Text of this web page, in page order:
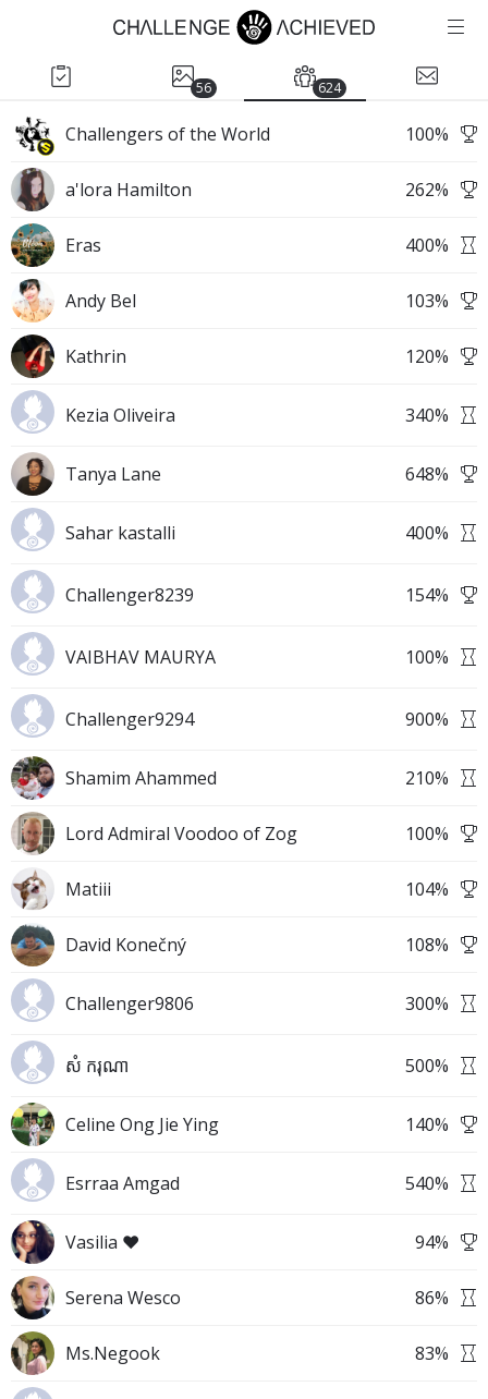
56 624
Challengers of the World 100%
a'lora Hamilton 262%
Eras 400%
Andy Bel 103%
Kathrin 120%
Kezia Oliveira 340%
Tanya Lane 648%
Sahar kastalli 400%
Challenger8239 154%
VAIBHAV MAURYA 100%
Challenger9294 900%
Shamim Ahammed 210%
Lord Admiral Voodoo of Zog 100%
Matiii 104%
David Konečný 108%
Challenger9806 300%
សំ ករុណា 500%
Celine Ong Jie Ying 140%
Esrraa Amgad 540%
Vasilia ❤️ 94%
Serena Wesco 86%
Ms.Negook 83%